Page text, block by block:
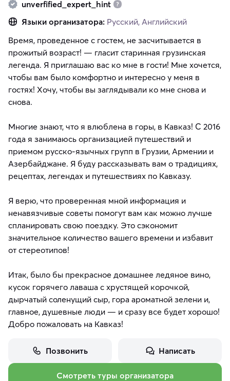
unverfified_expert_hint
Языки организатора: Русский, Английский
Время, проведенное с гостем, не засчитывается в
прожитый возраст! — гласит старинная грузинская
легенда. Я приглашаю вас ко мне в гости! Мне хочется,
чтобы вам было комфортно и интересно у меня в
гостях! Хочу, чтобы вы заглядывали ко мне снова и
снова.
Многие знают, что я влюблена в горы, в Кавказ! С 2016
года я занимаюсь организацией путешествий и
приемом русско-язычных групп в Грузии, Армении и
Азербайджане. Я буду рассказывать вам о традициях,
рецептах, легендах и путешествиях по Кавказу.
Я верю, что проверенная мной информация и
ненавязчивые советы помогут вам как можно лучше
спланировать свою поездку. Это сэкономит
значительное количество вашего времени и избавит
от стереотипов!
Итак, было бы прекрасное домашнее ледяное вино,
кусок горячего лаваша с хрустящей корочкой,
дырчатый соленущий сыр, гора ароматной зелени и,
главное, душевные люди — и сразу все будет хорошо!
Добро пожаловать на Кавказ!
Позвонить Написать
Смотреть туры организатора